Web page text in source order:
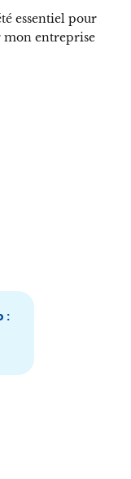
essentiel pour
mon entreprise
: